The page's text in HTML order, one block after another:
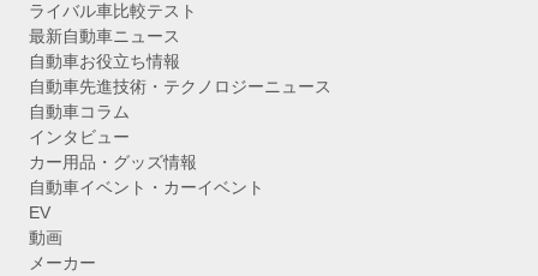
ライバル車比較テスト
最新自動車ニュース
自動車お役立ち情報
自動車先進技術・テクノロジーニュース
自動車コラム
インタビュー
カー用品・グッズ情報
自動車イベント・カーイベント
EV
動画
メーカー